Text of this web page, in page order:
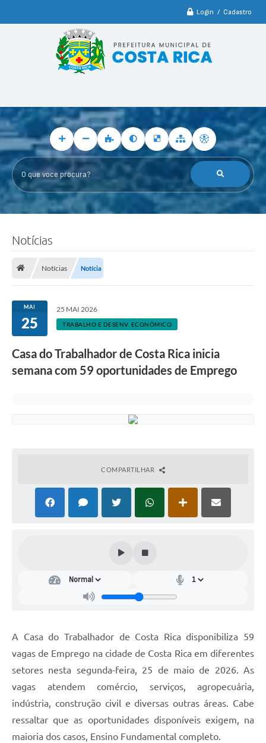
Login / Cadastro
O que voce procura?
Notícias
Notícias Notícia
MAI
25
25 MAI 2026
TRABALHO E DESENV. ECONÔMICO
Casa do Trabalhador de Costa Rica inicia
semana com 59 oportunidades de Emprego
COMPARTILHAR
A Casa do Trabalhador de Costa Rica disponibiliza 59
vagas de Emprego na cidade de Costa Rica em diferentes
setores nesta segunda-feira, 25 de maio de 2026. As
vagas atendem comércio, serviços, agropecuária,
indústria, construção civil e diversas outras áreas. Cabe
ressaltar que as oportunidades disponíveis exigem, na
maioria dos casos, Ensino Fundamental completo.